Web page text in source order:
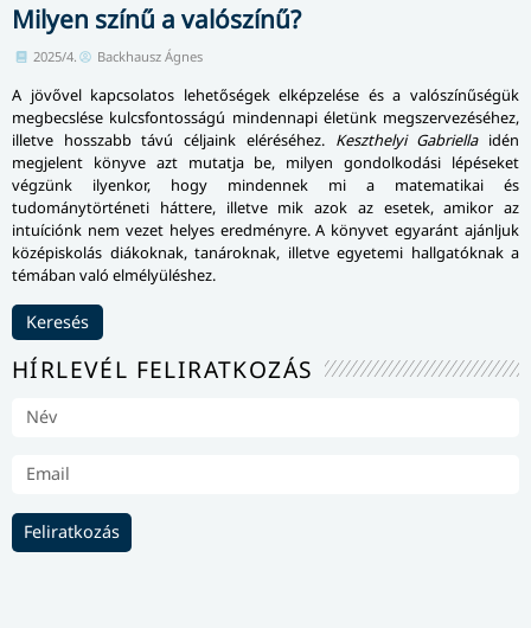
Milyen színű a valószínű?
2025/4. Backhausz Ágnes
A jövővel kapcsolatos lehetőségek elképzelése és a valószínűségük
megbecslése kulcsfontosságú mindennapi életünk megszervezéséhez,
illetve hosszabb távú céljaink eléréséhez. Keszthelyi Gabriellaidén
megjelent könyve azt mutatja be, milyen gondolkodási lépéseket
végzünk ilyenkor, hogy mindennek mi a matematikai és
tudománytörténeti háttere, illetve mik azok az esetek, amikor az
intuíciónk nem vezet helyes eredményre. A könyvet egyaránt ajánljuk
középiskolás diákoknak, tanároknak, illetve egyetemi hallgatóknak a
témában való elmélyüléshez.
Keresés
HÍRLEVÉL FELIRATKOZÁS
Feliratkozás